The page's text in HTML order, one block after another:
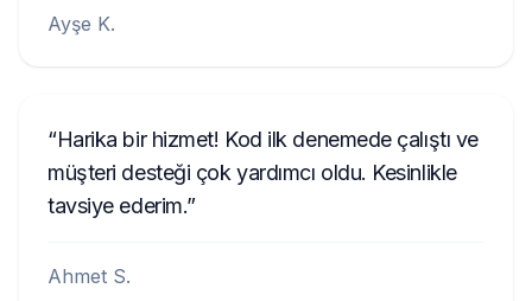
Ayşe K.
Harika bir hizmet! Kod ilk denemede çalıştı ve
müşteri desteği çok yardımcı oldu. Kesinlikle
tavsiye ederim.
Ahmet S.